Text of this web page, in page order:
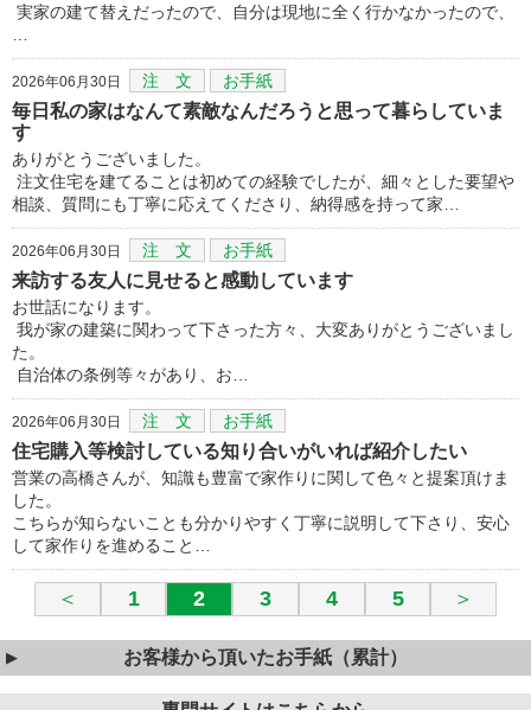
実家の建て替えだったので、自分は現地に全く行かなかったので、
2026年06月30日 注 文 お手紙
毎日私の家はなんて素敵なんだろうと思って暮らしていま
す
ありがとうございました。
注文住宅を建てることは初めての経験でしたが、細々とした要望や
相談、質問にも丁寧に応えてくださり、納得感を持って家…
2026年06月30日 注 文 お手紙
来訪する友人に見せると感動しています
お世話になります。
我が家の建築に関わって下さった方々、大変ありがとうございまし
た。
自治体の条例等々があり、お…
2026年06月30日 注 文 お手紙
住宅購入等検討している知り合いがいれば紹介したい
営業の高橋さんが、知識も豊富で家作りに関して色々と提案頂けま
した。
こちらが知らないことも分かりやすく丁寧に説明して下さり、安心
して家作りを進めること…
＜ 1 2 3 4 5 ＞
お客様から頂いたお手紙（累計）